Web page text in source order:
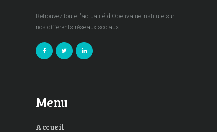
Retrouvez toute l'actualité d'Openvalue Institute sur
nos différents réseaux sociaux.
Menu
Accueil